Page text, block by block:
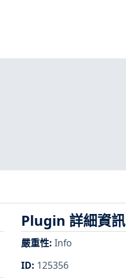
Plugin 詳細資訊
嚴重性: Info
ID: 125356